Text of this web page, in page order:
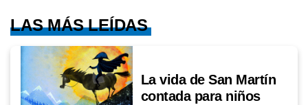
LAS MÁS LEÍDAS
La vida de San Martín
contada para niños